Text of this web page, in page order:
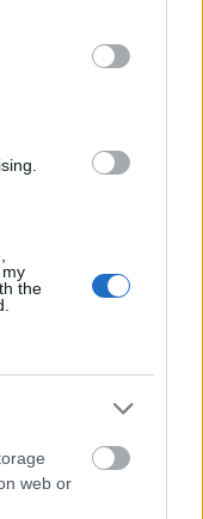
the
web or
è un
Parcheggiare
anche se
e in una
è una